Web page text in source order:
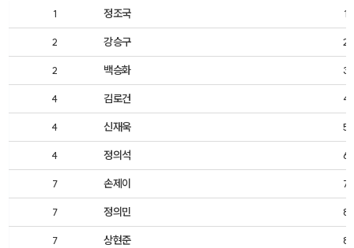
1 정조국 1
2 강승구 2
2 백승화 3
4 김로건 4
4 신재욱 5
4 정의석 6
7 손제이 7
7 정의민 8
7 상현준 8